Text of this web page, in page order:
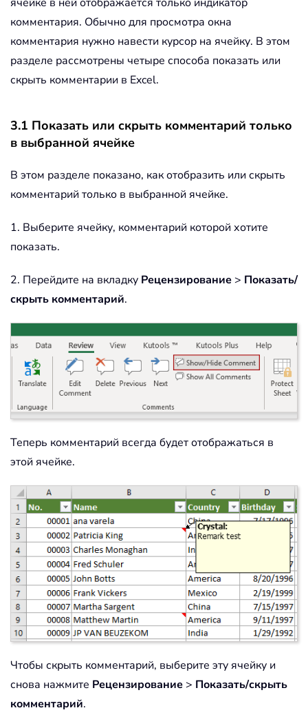
комментария. Обычно для просмотра окна
комментария нужно навести курсор на ячейку. В этом
разделе рассмотрены четыре способа показать или
скрыть комментарии в Excel.
3.1 Показать или скрыть комментарий только
в выбранной ячейке
В этом разделе показано, как отобразить или скрыть
комментарий только в выбранной ячейке.
1. Выберите ячейку, комментарий которой хотите
показать.
2. Перейдите на вкладку Рецензирование > Показать/
скрыть комментарий.
Теперь комментарий всегда будет отображаться в
этой ячейке.
Чтобы скрыть комментарий, выберите эту ячейку и
снова нажмите Рецензирование > Показать/скрыть
комментарий.